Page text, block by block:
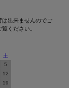
は出来ませんのでご
覧ください。
土
5
12
19